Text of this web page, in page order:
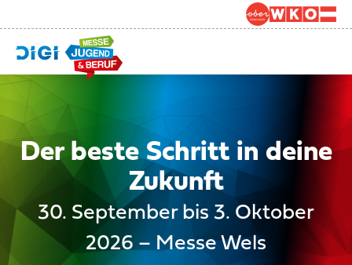
Der beste Schritt in deine
Zukunft
30. September bis 3. Oktober
2026 – Messe Wels